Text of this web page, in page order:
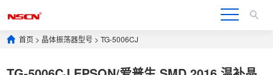
首页 > 晶体振荡器型号 >TG-5006CJ